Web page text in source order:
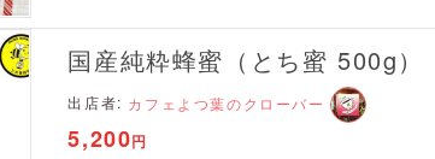
国産純粋蜂蜜（とち蜜 500g）
出店者: カフェよつ葉のクローバー
5,200円